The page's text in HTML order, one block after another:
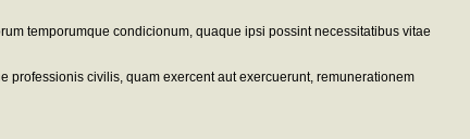
temporumque condicionum, quaque ipsi possint necessitatibus vitae
civilis, quam exercent aut exercuerunt, remunerationem